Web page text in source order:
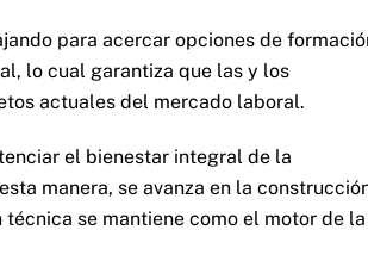
para acercar opciones de
lo cual garantiza que las y los
actuales del mercado laboral.
el bienestar integral de la
manera, se avanza en la
se mantiene como el motor de la